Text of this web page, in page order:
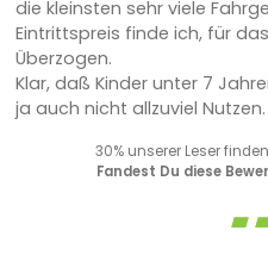
die kleinsten sehr viele
Eintrittspreis finde ich, für
Überzogen.
Klar, daß Kinder unter 7
ja auch nicht allzuviel Nutzen.
30% unserer Leser
Fandest Du diese